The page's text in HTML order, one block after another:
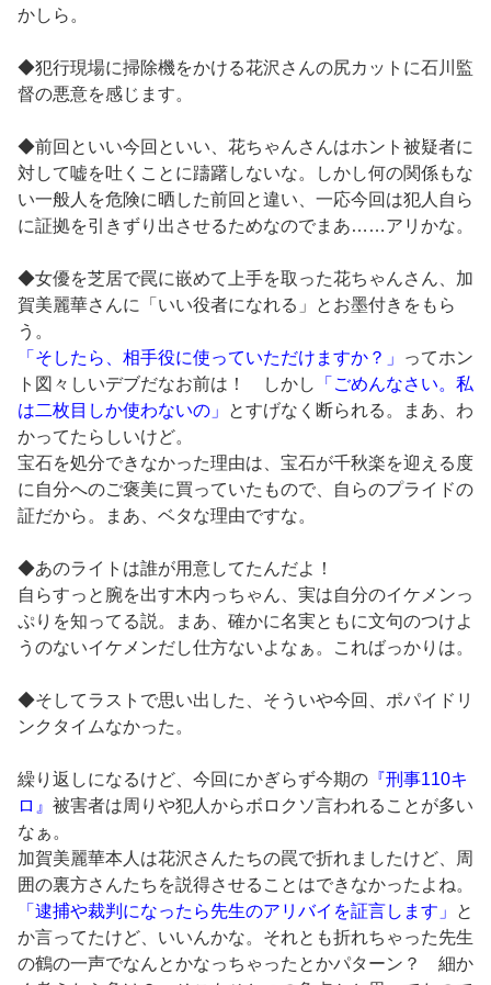
かしら。
◆犯行現場に掃除機をかける花沢さんの尻カットに石川監
督の悪意を感じます。
◆前回といい今回といい、花ちゃんさんはホント被疑者に
対して嘘を吐くことに躊躇しないな。しかし何の関係もな
い一般人を危険に晒した前回と違い、一応今回は犯人自ら
に証拠を引きずり出させるためなのでまあ……アリかな。
◆女優を芝居で罠に嵌めて上手を取った花ちゃんさん、加
賀美麗華さんに「いい役者になれる」とお墨付きをもら
う。
「そしたら、相手役に使っていただけますか？」
ってホン
ト図々しいデブだなお前は！ しかし
「ごめんなさい。私
は二枚目しか使わないの」
とすげなく断られる。まあ、わ
かってたらしいけど。
宝石を処分できなかった理由は、宝石が千秋楽を迎える度
に自分へのご褒美に買っていたもので、自らのプライドの
証だから。まあ、ベタな理由ですな。
◆あのライトは誰が用意してたんだよ！
自らすっと腕を出す木内っちゃん、実は自分のイケメンっ
ぷりを知ってる説。まあ、確かに名実ともに文句のつけよ
うのないイケメンだし仕方ないよなぁ。こればっかりは。
◆そしてラストで思い出した、そういや今回、ポパイドリ
ンクタイムなかった。
繰り返しになるけど、今回にかぎらず今期の 『刑事110キ
ロ』 被害者は周りや犯人からボロクソ言われることが多い
なぁ。
加賀美麗華本人は花沢さんたちの罠で折れましたけど、周
囲の裏方さんたちを説得させることはできなかったよね。
「逮捕や裁判になったら先生のアリバイを証言します」
と
か言ってたけど、いいんかな。それとも折れちゃった先生
の鶴の一声でなんとかなっちゃったとかパターン？ 細か